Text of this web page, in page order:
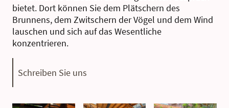
bietet. Dort können Sie dem Plätschern des
Brunnens, dem Zwitschern der Vögel und dem Wind
lauschen und sich auf das Wesentliche
konzentrieren.
Schreiben Sie uns